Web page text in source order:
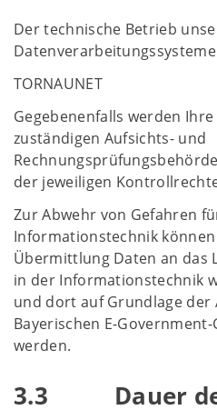
Der technische Betrieb
TORNAUNET
Gegebenenfalls werden
zuständigen Aufsichts- und
der jeweiligen
Zur Abwehr von Gefahren
Informationstechnik
Übermittlung Daten an das
in der Informationstechnik
und dort auf Grundlage der
Bayerischen E-
werden.
3.3 Dauer der